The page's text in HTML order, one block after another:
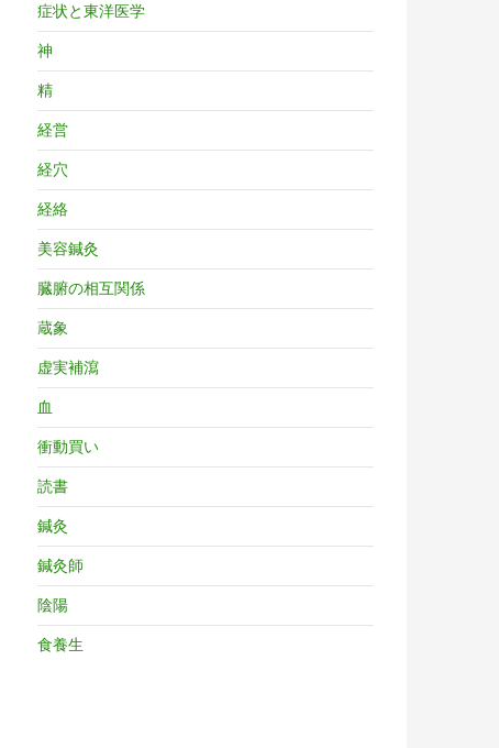
症状と東洋医学
神
精
経営
経穴
経絡
美容鍼灸
臓腑の相互関係
蔵象
虚実補瀉
血
衝動買い
読書
鍼灸
鍼灸師
陰陽
食養生